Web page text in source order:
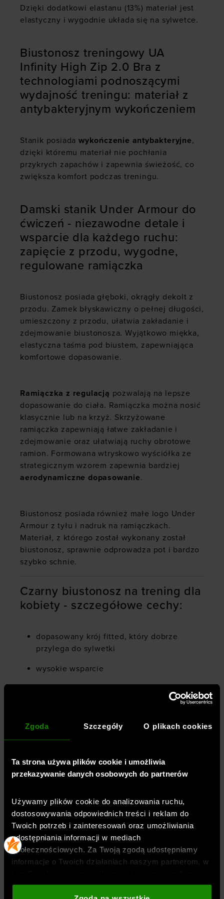
Zgoda Szczegóły O plikach cookies
Ta strona używa plików cookie i umożliwia
przekazywanie danych osobowych do partnerów
Używamy plików cookie do analizowania ruchu,
dostosowywania odpowiednich treści i reklam do
Twoich potrzeb i zainteresowań oraz umożliwiania
udostępniania informacji w mediach
społecznościowych. Za Twoją zgodą udostępniamy
informacje o Twoich działaniach naszym partnerom, w
zajmującym się reklamą i analityką internetową. Nasi
Dzięki dodatkowi elastanu (13%) materiał jest
elastyczny i wygodnie układa się na sylwetce.
Biustonosz treningowy UA
Infinity High Zip 2.0 Bra z
technologiami podnoszącymi
wydajność treningu: materiał z
antybakteryjnym wykończeniem
Stanik posiada wykończenie antybakteryjne,
dzięki któremu materiał nie pochłania
przykrych zapachów i zapewnia świeżość, co
zwiększa komfort podczas treningu.
Damski stanik Under Armour do
ćwiczeń - niezawodne detale i
wsparcie dla każdego ruchu:
zapięcie z przodu, wygodne,
regulowane ramiączka
Biustonosz posiada głęboki, okrągły dekolt z
przodu. Zamek błyskawiczny o pełnej długości,
umieszczony z przodu, ułatwia zakładanie i
zdejmowanie biustonosza. Wyjątkowo miękka,
elastyczna taśma pod biustem, zapewniająca
komfortowe dopasowanie.
Ramiączka z regulacją pozwalają na lepsze
dopasowanie do ciała. Ramiączka można nosić
klasycznie lub na krzyż. Skrzyżowane
ramiączka zapewniają łatwe zakładanie i
zdejmowanie oraz ułatwiają ruchy obrotowe
ramion. Formowana wtryskowo wyściółka ze
strategicznym wzorem zapewnia bardziej
aerodynamiczne dopasowanie.
Biustonosz posiada również małe logo Under
Armour z tyłu i nadruk na ramiączkach.
Materiał, z którego został wykonany został
biustonosz, sprawnie odprowadza pot i bardzo
szybko schnie.
Czarny biustonosz na trening dla
kobiety - szczegółowe cechy:
dopasowany krój fitted, który dobrze
przylega do sylwetki
wysokie wsparcie
syntetycznego, który zapewnia trwałość,
elastyczny materiał dzięki dodatkowi
jednolita kolorystyka pasująca do wielu
stylizacji
głęboki, okrągły dekolt z przodu
suwak z przodu ułatwia zakładanie i
zdejmowanie biustonosza
gładka, elastyczna taśma dla
komfortowego dopasowania